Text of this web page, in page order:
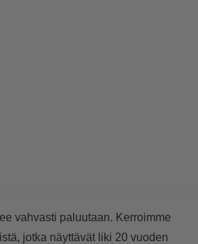
vahvasti paluutaan. Kerroimme
jotka näyttävät liki 20 vuoden